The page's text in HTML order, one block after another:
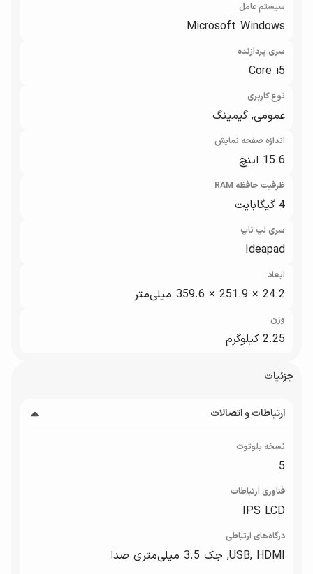
سیستم عامل
Microsoft Windows
سری پردازنده
Core i5
نوع کاربری
عمومی, گیمینگ
اندازه صفحه نمایش
15.6 اینچ
ظرفیت حافظه RAM
4 گیگابایت
سری لپ تاپ
Ideapad
ابعاد
24.2 × 251.9 × 359.6 میلی‌متر
وزن
2.25 کیلوگرم
جزئیات
ارتباطات و اتصالات
نسخه بلوتوث
5
فناوری ارتباطات
IPS LCD
درگاه‌های ارتباطی
USB, HDMI, جک 3.5 میلی‌متری صدا